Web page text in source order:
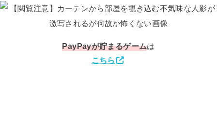
PayPayが貯まるゲームは
こちら